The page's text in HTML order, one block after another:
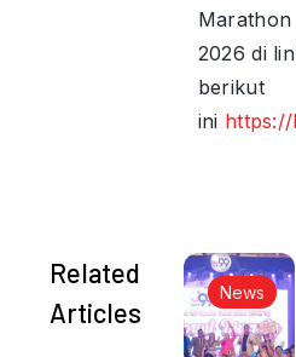
Marathon
2026 di
berikut
ini
Related
Articles
News